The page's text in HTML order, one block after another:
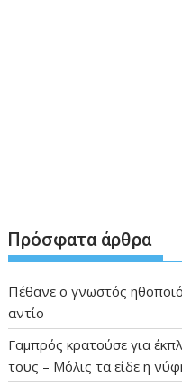
Πρόσφατα άρθρα
Πέθανε ο γνωστός
αντίο
Γαμπρός κρατούσε για
τους – Μόλις τα είδε η